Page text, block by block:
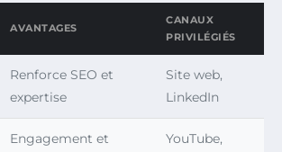
AVANTAGES
CANAUX
PRIVILÉGIÉS
Renforce SEO et
expertise
Site web,
LinkedIn
Engagement et
YouTube,